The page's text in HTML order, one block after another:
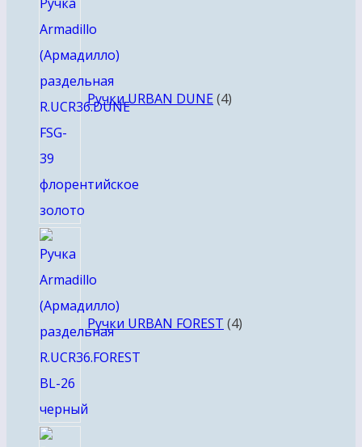
Ручки URBAN DUNE 4
Ручки URBAN FOREST 4